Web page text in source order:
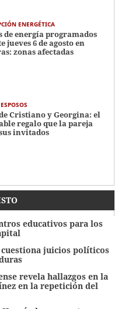
ENERGÉTICA
de energía programados
jueves 6 de agosto en
zonas afectadas
Cristiano y Georgina: el
regalo que la pareja
invitados
educativos para los
cuestiona juicios políticos
revela hallazgos en la
en la repetición del